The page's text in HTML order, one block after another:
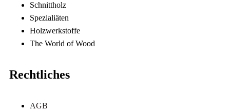
Schnittholz
Spezialiäten
Holzwerkstoffe
The World of Wood
Rechtliches
AGB